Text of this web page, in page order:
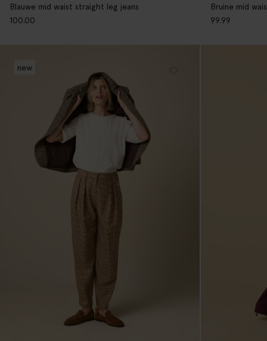
Blauwe mid waist straight leg jeans
100.00
Bruine mid
99.99
new